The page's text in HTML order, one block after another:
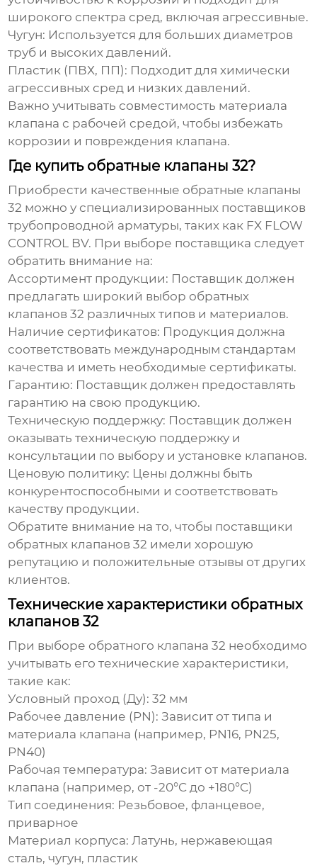
широкого спектра сред, включая агрессивные.
Чугун: Используется для больших диаметров
труб и высоких давлений.
Пластик (ПВХ, ПП): Подходит для химически
агрессивных сред и низких давлений.
Важно учитывать совместимость материала
клапана с рабочей средой, чтобы избежать
коррозии и повреждения клапана.
Где купить обратные клапаны 32?
Приобрести качественные обратные клапаны
32 можно у специализированных поставщиков
трубопроводной арматуры, таких как FX FLOW
CONTROL BV. При выборе поставщика следует
обратить внимание на:
Ассортимент продукции: Поставщик должен
предлагать широкий выбор обратных
клапанов 32 различных типов и материалов.
Наличие сертификатов: Продукция должна
соответствовать международным стандартам
качества и иметь необходимые сертификаты.
Гарантию: Поставщик должен предоставлять
гарантию на свою продукцию.
Техническую поддержку: Поставщик должен
оказывать техническую поддержку и
консультации по выбору и установке клапанов.
Ценовую политику: Цены должны быть
конкурентоспособными и соответствовать
качеству продукции.
Обратите внимание на то, чтобы поставщики
обратных клапанов 32 имели хорошую
репутацию и положительные отзывы от других
клиентов.
Технические характеристики обратных
клапанов 32
При выборе обратного клапана 32 необходимо
учитывать его технические характеристики,
такие как:
Условный проход (Ду): 32 мм
Рабочее давление (PN): Зависит от типа и
материала клапана (например, PN16, PN25,
PN40)
Рабочая температура: Зависит от материала
клапана (например, от -20°C до +180°C)
Тип соединения: Резьбовое, фланцевое,
приварное
Материал корпуса: Латунь, нержавеющая
сталь, чугун, пластик